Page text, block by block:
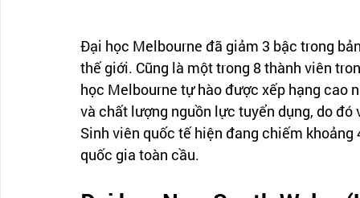
Đại học Melbourne đã giảm 3 bậc trong
thế giới. Cũng là một trong 8 thành viên
học Melbourne tự hào được xếp hạng
và chất lượng nguồn lực tuyển dụng, do
Sinh viên quốc tế hiện đang chiếm
quốc gia toàn cầu.